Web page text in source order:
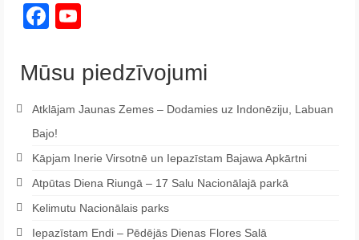
Facebook
Mūsu piedzīvojumi
Atklājam Jaunas Zemes – Dodamies uz Indonēziju, Labuan
Bajo!
Kāpjam Inerie Virsotnē un Iepazīstam Bajawa Apkārtni
Atpūtas Diena Riungā – 17 Salu Nacionālajā parkā
Kelimutu Nacionālais parks
Iepazīstam Endi – Pēdējās Dienas Flores Salā